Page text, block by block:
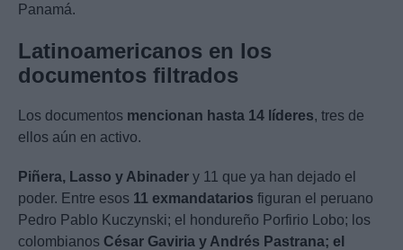
Panamá.
Latinoamericanos en los
documentos filtrados
Los documentos mencionan hasta 14 líderes, tres de
ellos aún en activo.
Piñera, Lasso y Abinader y 11 que ya han dejado el
poder. Entre esos 11 exmandatarios figuran el peruano
Pedro Pablo Kuczynski; el hondureño Porfirio Lobo; los
colombianos César Gaviria y Andrés Pastrana; el